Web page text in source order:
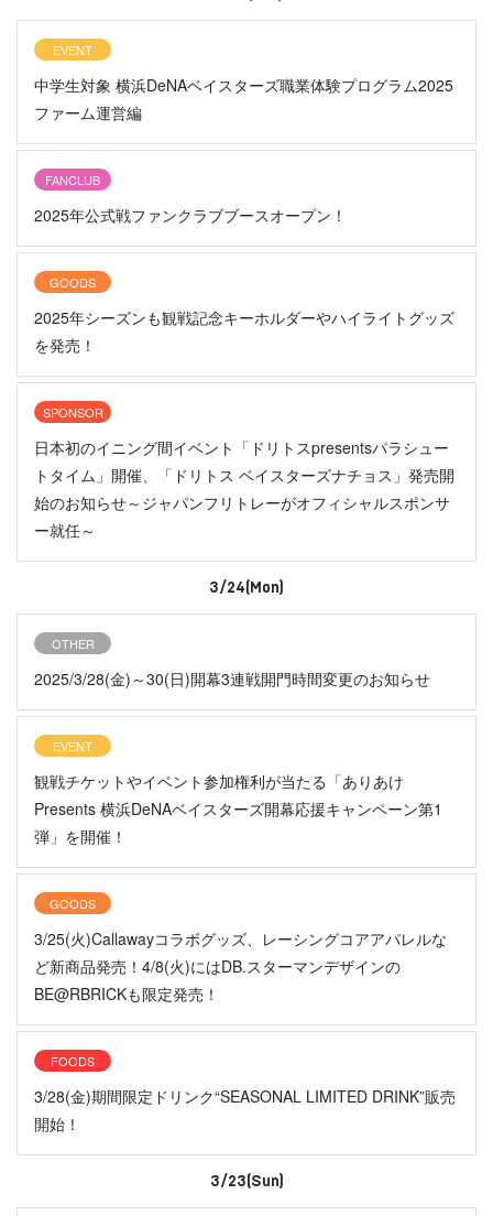
EVENT
中学生対象 横浜DeNAベイスターズ職業体験プログラム2025
ファーム運営編
FANCLUB
2025年公式戦ファンクラブブースオープン！
GOODS
2025年シーズンも観戦記念キーホルダーやハイライトグッズ
を発売！
SPONSOR
日本初のイニング間イベント「ドリトスpresentsパラシュー
トタイム」開催、「ドリトス ベイスターズナチョス」発売開
始のお知らせ～ジャパンフリトレーがオフィシャルスポンサ
ー就任～
3/24(Mon)
OTHER
2025/3/28(金)～30(日)開幕3連戦開門時間変更のお知らせ
EVENT
観戦チケットやイベント参加権利が当たる「ありあけ
Presents 横浜DeNAベイスターズ開幕応援キャンペーン第1
弾」を開催！
GOODS
3/25(火)Callawayコラボグッズ、レーシングコアアパレルな
ど新商品発売！4/8(火)にはDB.スターマンデザインの
BE@RBRICKも限定発売！
FOODS
3/28(金)期間限定ドリンク“SEASONAL LIMITED DRINK”販売
開始！
3/23(Sun)